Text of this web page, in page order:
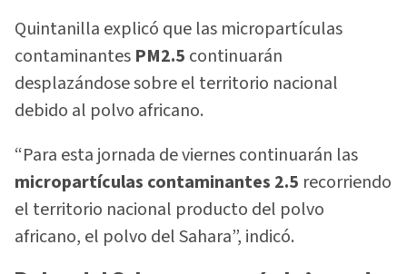
Quintanilla explicó que las micropartículas
contaminantes PM2.5 continuarán
desplazándose sobre el territorio nacional
debido al polvo africano.
“Para esta jornada de viernes continuarán las
micropartículas contaminantes 2.5 recorriendo
el territorio nacional producto del polvo
africano, el polvo del Sahara”, indicó.